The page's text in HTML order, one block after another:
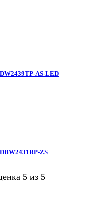
AS-LED
ZS
5 из 5